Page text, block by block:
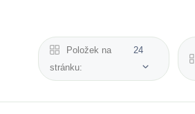
Položek na
stránku:
24